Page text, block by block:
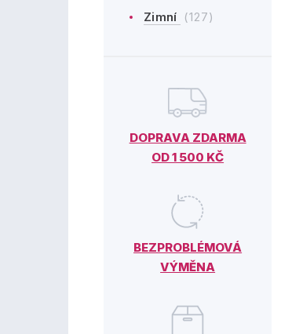
Zimní (127)
DOPRAVA ZDARMA
OD 1 500 KČ
BEZPROBLÉMOVÁ
VÝMĚNA